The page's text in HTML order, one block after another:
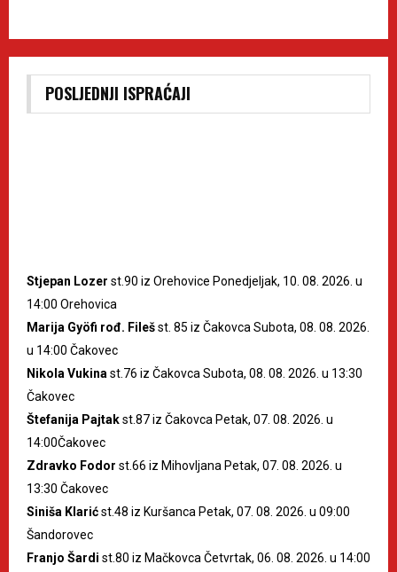
POSLJEDNJI ISPRAĆAJI
Stjepan Lozer st.90 iz Orehovice Ponedjeljak, 10. 08. 2026. u
14:00 Orehovica
Marija Gyöfi rođ. Filešst. 85 iz Čakovca Subota, 08. 08. 2026.
u 14:00 Čakovec
Nikola Vukina st.76 iz Čakovca Subota, 08. 08. 2026. u 13:30
Čakovec
Štefanija Pajtakst.87 iz Čakovca Petak, 07. 08. 2026. u
14:00Čakovec
Zdravko Fodor st.66 iz Mihovljana Petak, 07. 08. 2026. u
13:30 Čakovec
Siniša Klarićst.48 iz Kuršanca Petak, 07. 08. 2026. u 09:00
Šandorovec
Franjo Šardi st.80 iz Mačkovca Četvrtak, 06. 08. 2026. u 14:00